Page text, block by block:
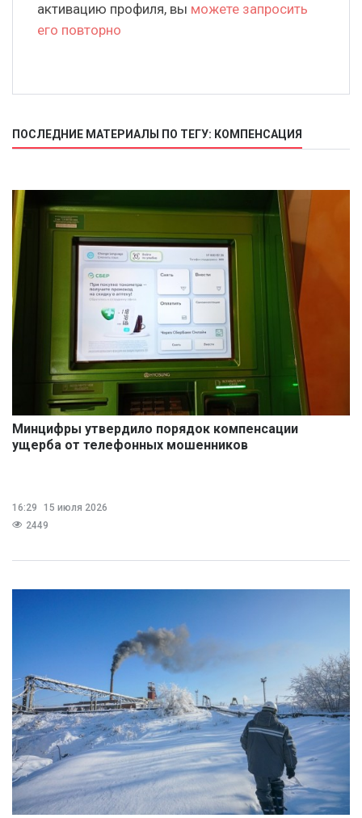
активацию профиля, вы можете запросить
его повторно
ПОСЛЕДНИЕ МАТЕРИАЛЫ ПО ТЕГУ: КОМПЕНСАЦИЯ
Минцифры утвердило порядок компенсации
ущерба от телефонных мошенников
16:29
15 июля 2026
2449